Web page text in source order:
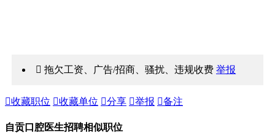
 拖欠工资、广告/招商、骚扰、违规收费举报
收藏职位 收藏单位 分享 举报 备注
自贡口腔医生招聘相似职位